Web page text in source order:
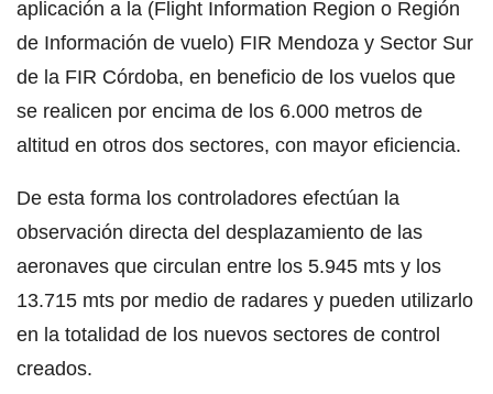
aplicación a la (Flight Information Region o Región
de Información de vuelo) FIR Mendoza y Sector Sur
de la FIR Córdoba, en beneficio de los vuelos que
se realicen por encima de los 6.000 metros de
altitud en otros dos sectores, con mayor eficiencia.
De esta forma los controladores efectúan la
observación directa del desplazamiento de las
aeronaves que circulan entre los 5.945 mts y los
13.715 mts por medio de radares y pueden utilizarlo
en la totalidad de los nuevos sectores de control
creados.